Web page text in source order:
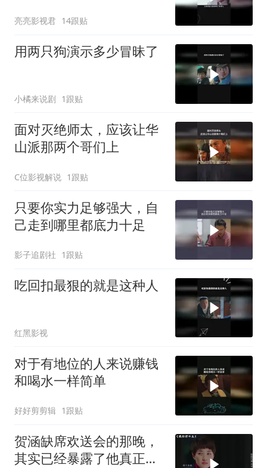
亮亮影视君 14跟贴
用两只狗演示多少冒昧了
小橘来说剧 1跟贴
面对灭绝师太，应该让华
山派那两个哥们上
C位影视解说 1跟贴
只要你实力足够强大，自
己走到哪里都底力十足
影子追剧社 1跟贴
吃回扣最狠的就是这种人
红黑影视
对于有地位的人来说赚钱
和喝水一样简单
好好剪剪辑 1跟贴
贺涵缺席欢送会的那晚，
其实已经暴露了他真正爱